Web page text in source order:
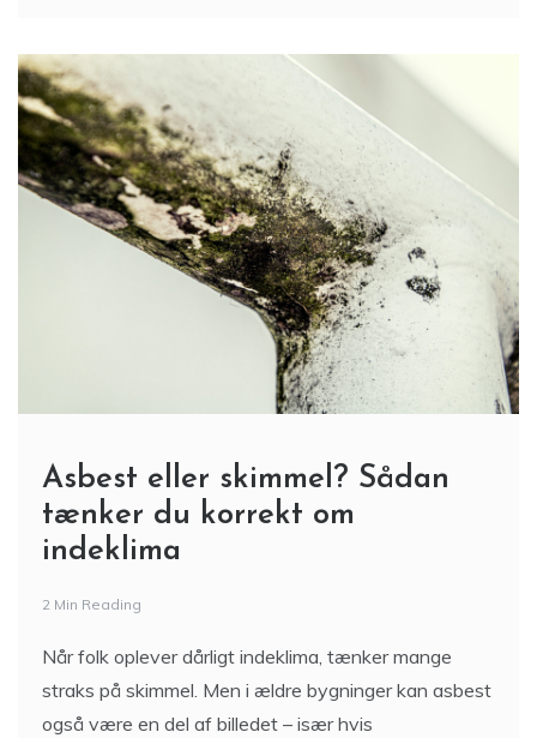
Asbest eller skimmel? Sådan
tænker du korrekt om
indeklima
2 Min Reading
Når folk oplever dårligt indeklima, tænker mange
straks på skimmel. Men i ældre bygninger kan asbest
også være en del af billedet – især hvis